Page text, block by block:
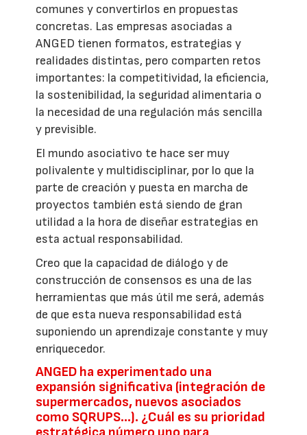
comunes y convertirlos en propuestas
concretas. Las empresas asociadas a
ANGED tienen formatos, estrategias y
realidades distintas, pero comparten retos
importantes: la competitividad, la eficiencia,
la sostenibilidad, la seguridad alimentaria o
la necesidad de una regulación más sencilla
y previsible.
El mundo asociativo te hace ser muy
polivalente y multidisciplinar, por lo que la
parte de creación y puesta en marcha de
proyectos también está siendo de gran
utilidad a la hora de diseñar estrategias en
esta actual responsabilidad.
Creo que la capacidad de diálogo y de
construcción de consensos es una de las
herramientas que más útil me será, además
de que esta nueva responsabilidad está
suponiendo un aprendizaje constante y muy
enriquecedor.
ANGED ha experimentado una
expansión significativa (integración de
supermercados, nuevos asociados
como SQRUPS...). ¿Cuál es su prioridad